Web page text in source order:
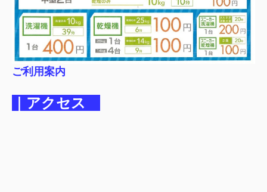
ご利用案内
｜アクセス